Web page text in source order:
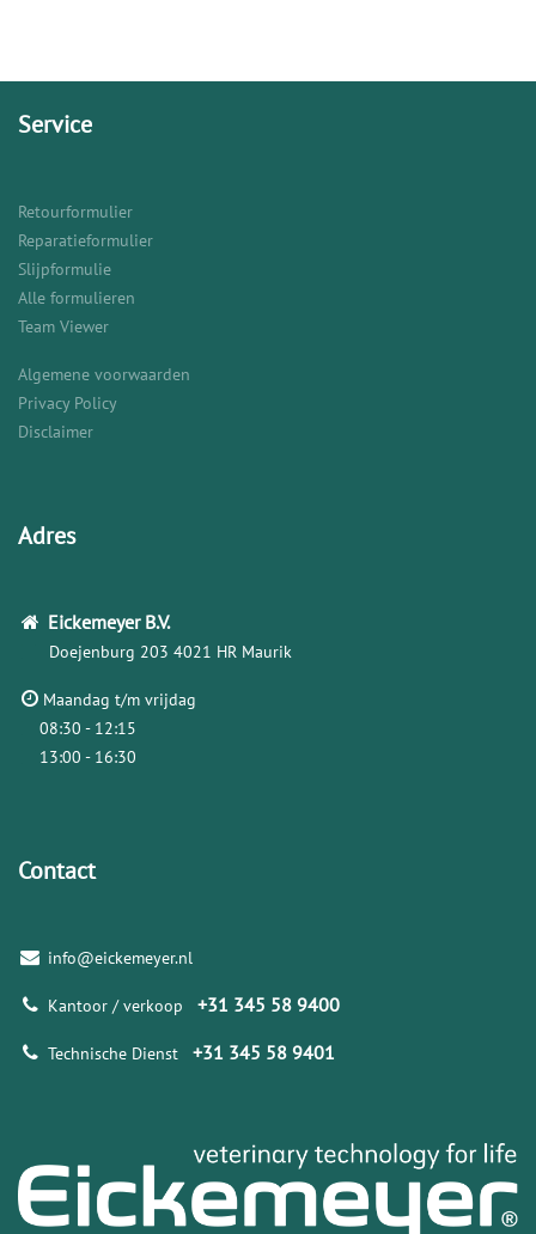
Service
Retourformulier
Reparatieformulier
Slijpformulie
Alle formulieren
Team Viewer
Algemene voorwaarden
Privacy Policy
Disclaimer
Adres
Eickemeyer B.V.
Doejenburg 203 4021 HR Maurik
Maandag t/m vrijdag
08:30 - 12:15
13:00 - 16:30
Contact
info@eickemeyer.nl
Kantoor / verkoop +31 345 58 9400
Technische Dienst +31 345 58 9401